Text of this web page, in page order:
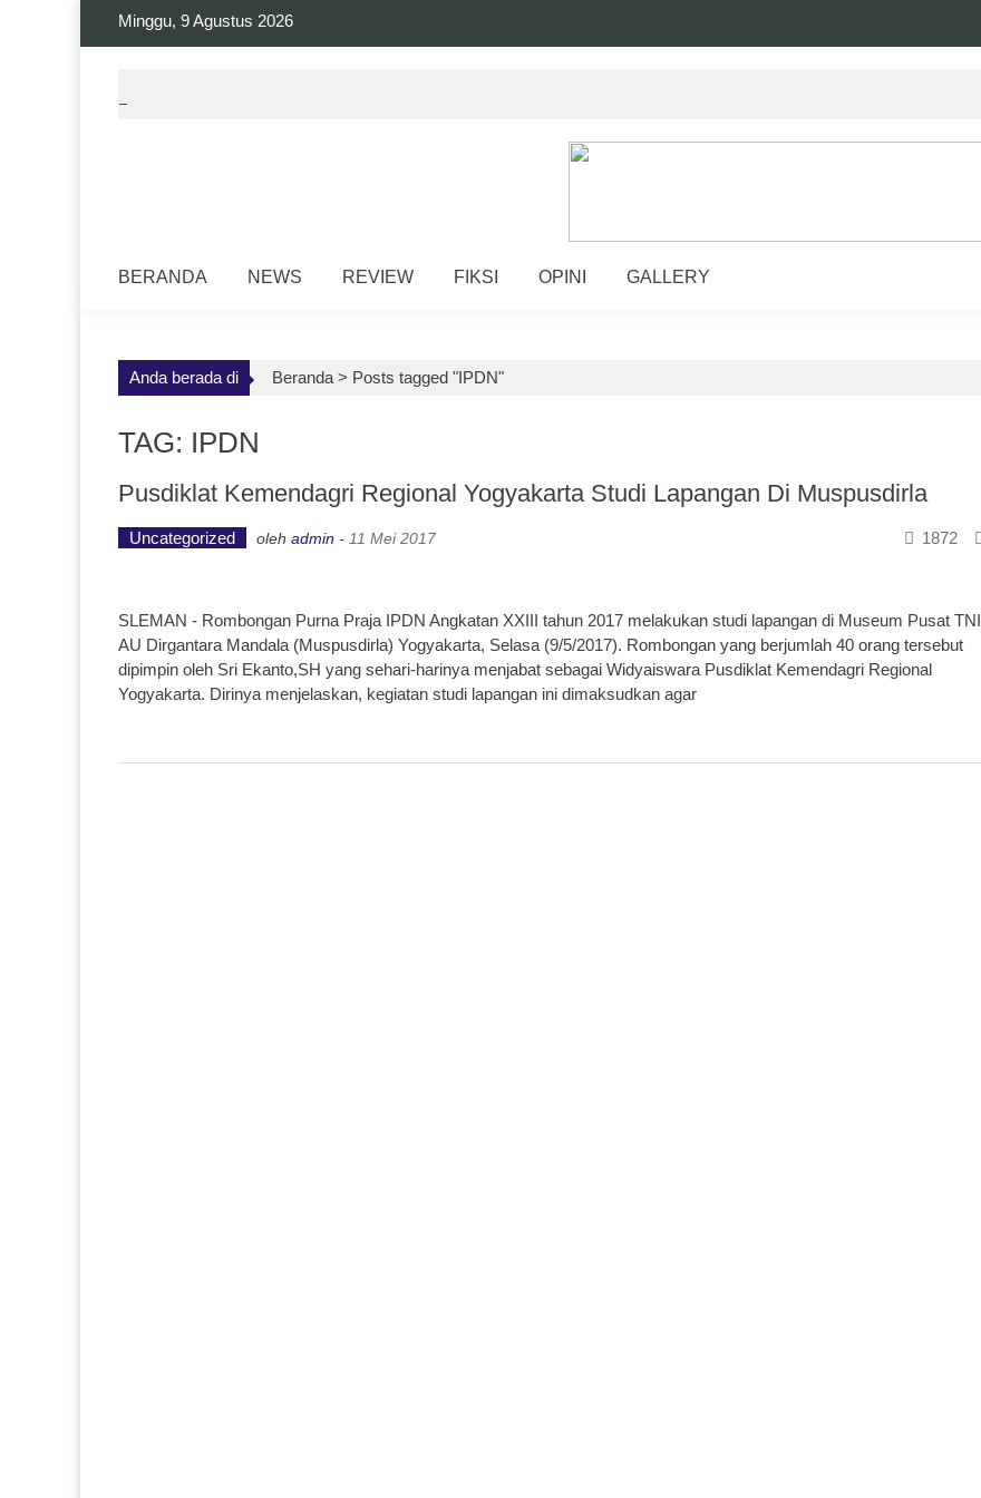
Minggu, 9 Agustus 2026
BERANDA NEWS REVIEW FIKSI OPINI GALLERY
Anda berada di Beranda > Posts tagged "IPDN"
TAG: IPDN
Pusdiklat Kemendagri Regional Yogyakarta Studi Lapangan Di Muspusdirla
Uncategorized oleh admin - 11 Mei 2017 1872
SLEMAN - Rombongan Purna Praja IPDN Angkatan XXIII tahun 2017 melakukan studi lapangan di Museum Pusat TNI
AU Dirgantara Mandala (Muspusdirla) Yogyakarta, Selasa (9/5/2017). Rombongan yang berjumlah 40 orang tersebut
dipimpin oleh Sri Ekanto,SH yang sehari-harinya menjabat sebagai Widyaiswara Pusdiklat Kemendagri Regional
Yogyakarta. Dirinya menjelaskan, kegiatan studi lapangan ini dimaksudkan agar